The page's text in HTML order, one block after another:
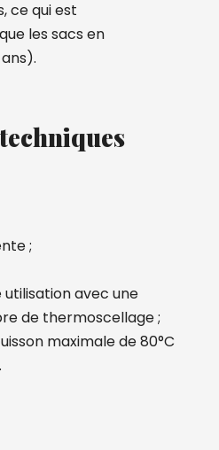
ce qui est
les sacs en
;
avec une
de thermoscellage ;
maximale de 80°C